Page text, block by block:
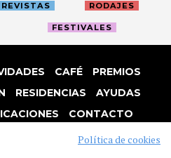
RODAJES
FESTIVALES
CAFÉ
PREMIOS
RESIDENCIAS
AYUDAS
CONTACTO
COOKIES
Política de cookies